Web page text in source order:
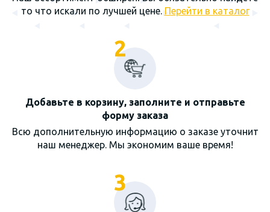
то что искали по лучшей цене. Перейти в каталог
2
Добавьте в корзину, заполните и отправьте
форму заказа
Всю дополнительную информацию о заказе уточнит
наш менеджер. Мы экономим ваше время!
3